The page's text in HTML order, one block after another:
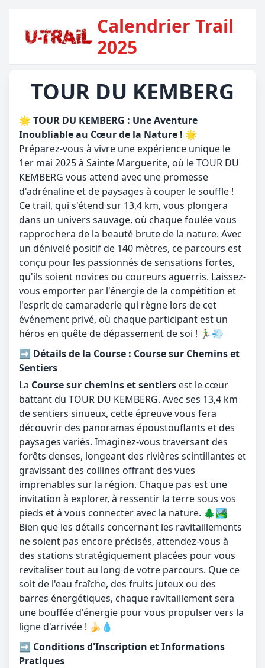
Calendrier Trail
2025
TOUR DU KEMBERG
🌟 TOUR DU KEMBERG : Une Aventure
Inoubliable au Cœur de la Nature ! 🌟
Préparez-vous à vivre une expérience unique le
1er mai 2025 à Sainte Marguerite, où le TOUR DU
KEMBERG vous attend avec une promesse
d'adrénaline et de paysages à couper le souffle !
Ce trail, qui s'étend sur 13,4 km, vous plongera
dans un univers sauvage, où chaque foulée vous
rapprochera de la beauté brute de la nature. Avec
un dénivelé positif de 140 mètres, ce parcours est
conçu pour les passionnés de sensations fortes,
qu'ils soient novices ou coureurs aguerris. Laissez-
vous emporter par l'énergie de la compétition et
l'esprit de camaraderie qui règne lors de cet
événement privé, où chaque participant est un
héros en quête de dépassement de soi ! 🏃‍♂️💨
➡️ Détails de la Course : Course sur Chemins et
Sentiers
La Course sur chemins et sentiers est le cœur
battant du TOUR DU KEMBERG. Avec ses 13,4 km
de sentiers sinueux, cette épreuve vous fera
découvrir des panoramas époustouflants et des
paysages variés. Imaginez-vous traversant des
forêts denses, longeant des rivières scintillantes et
gravissant des collines offrant des vues
imprenables sur la région. Chaque pas est une
invitation à explorer, à ressentir la terre sous vos
pieds et à vous connecter avec la nature. 🌲🏞️
Bien que les détails concernant les ravitaillements
ne soient pas encore précisés, attendez-vous à
des stations stratégiquement placées pour vous
revitaliser tout au long de votre parcours. Que ce
soit de l'eau fraîche, des fruits juteux ou des
barres énergétiques, chaque ravitaillement sera
une bouffée d'énergie pour vous propulser vers la
ligne d'arrivée ! 🍌💧
➡️ Conditions d'Inscription et Informations
Pratiques